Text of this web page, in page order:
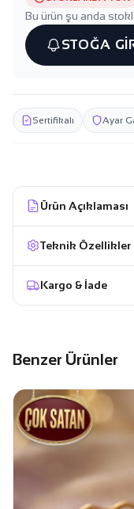
Bu ürün şu anda
STOĞA
Sertifikalı Ayar
Ürün Açıklaması
Teknik Özellikler
Kargo & İade
Benzer Ürünler